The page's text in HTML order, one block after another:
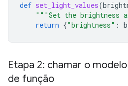
def set_light_values(
"""Set the brightness
return {"brightness" :
Etapa 2: chamar o
de função